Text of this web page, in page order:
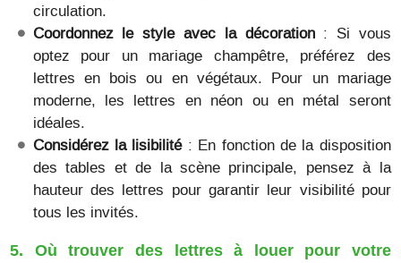
circulation.
Coordonnez le style avec la décoration: Si vous
optez pour un mariage champêtre, préférez des
lettres en bois ou en végétaux. Pour un mariage
moderne, les lettres en néon ou en métal seront
idéales.
Considérez la lisibilité: En fonction de la disposition
des tables et de la scène principale, pensez à la
hauteur des lettres pour garantir leur visibilité pour
tous les invités.
5. Où trouver des lettres à louer pour votre